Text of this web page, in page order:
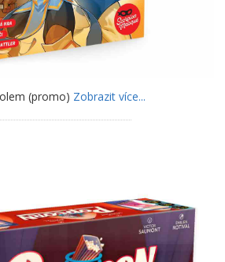
(promo) Zobrazit více...